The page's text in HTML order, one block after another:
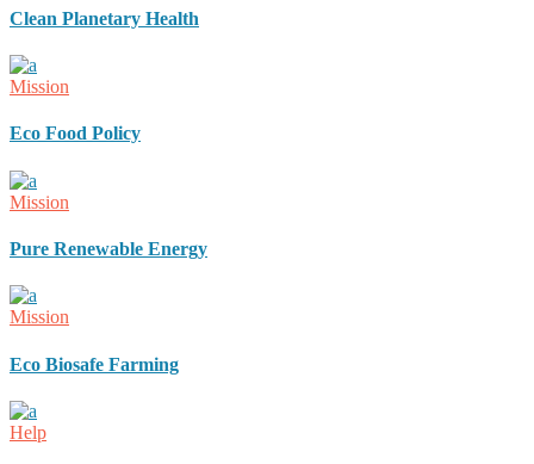
Clean Planetary Health
Mission
Eco Food Policy
Mission
Pure Renewable Energy
Mission
Eco Biosafe Farming
Help